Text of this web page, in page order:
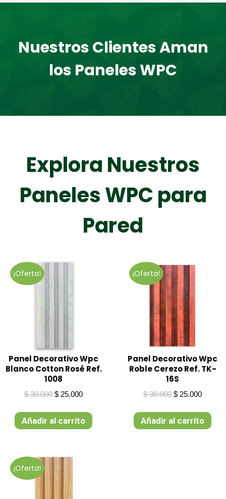
Nuestros Clientes Aman
los Paneles WPC
Explora Nuestros
Paneles WPC para
Pared
¡Oferta!
Panel Decorativo Wpc
Blanco Cotton Rosé Ref.
1008
$30.000 El
original
era:
$ 25.000El
actual
es:
Añadir al carrito
¡Oferta!
Panel Decorativo Wpc
Roble Cerezo Ref. TK-
16S
$30.000 El
original
era:
$ 25.000El
actual
es:
Añadir al carrito
¡Oferta!